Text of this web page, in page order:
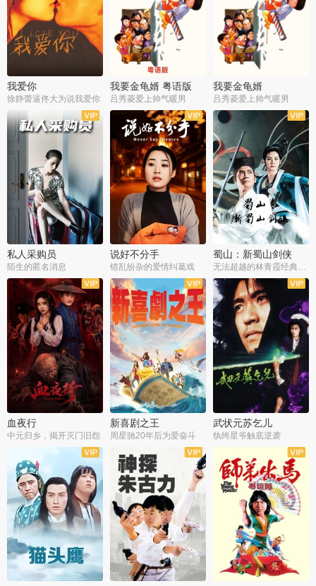
我爱你
徐静蕾逼佟大为说我爱你
我要金龟婿 粤语版
吕秀菱爱上帅气暖男
我要金龟婿
吕秀菱爱上帅气暖男
私人采购员
陌生的匿名消息
说好不分手
错乱纷杂的爱情纠葛戏
蜀山：新蜀山剑侠
无法超越的林青霞经典角色
血夜行
中元归乡，揭开灭门旧怨
新喜剧之王
周星驰20年后为爱奋斗
武状元苏乞儿
纨绔星爷触底逆袭